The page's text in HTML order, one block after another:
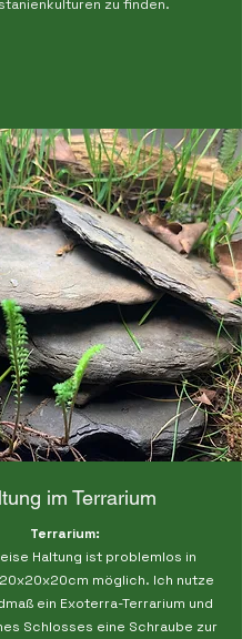
zu finden.
im Terrarium
Terrarium:
Haltung ist problemlos in
möglich. Ich nutze
ein Exoterra-Terrarium und
Schlosses eine Schraube zur